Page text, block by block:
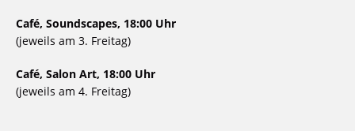
Café, Soundscapes, 18:00 Uhr
(jeweils am 3. Freitag)
Café, Salon Art, 18:00 Uhr
(jeweils am 4. Freitag)